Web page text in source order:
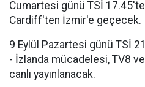
Cumartesi günü TSİ
Cardiff'ten İzmir'e geçecek.
9 Eylül Pazartesi günü TSİ
- İzlanda mücadelesi, TV8
canlı yayınlanacak.